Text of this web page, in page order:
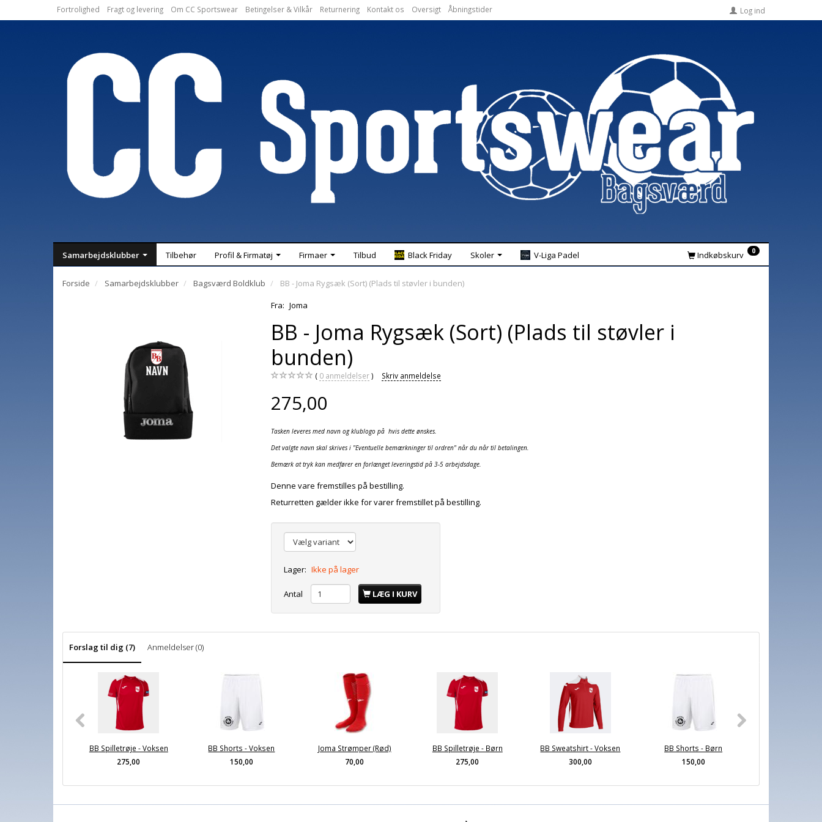
Fortrolighed Fragt og levering Om CC Sportswear Betingelser & Vilkår Returnering Kontakt os Oversigt Åbningstider Log ind
Samarbejdsklubber Tilbehør Profil & Firmatøj Firmaer Tilbud Black Friday Skoler V-Liga Padel Indkøbskurv 0
Forside Samarbejdsklubber Bagsværd Boldklub
BB - Joma Rygsæk (Sort) (Plads til støvler i bunden)
Fra: Joma
BB - Joma Rygsæk (Sort) (Plads til støvler i
bunden)
0 anmeldelser Skriv anmeldelse
275,00
Tasken leveres med navn og klublogo på hvis dette ønskes.
Det valgte navn skal skrives i "Eventuelle bemærkninger til ordren" når du når til betalingen.
Bemærk at tryk kan medfører en forlænget leveringstid på 3-5 arbejdsdage.
Denne vare fremstilles på bestilling.
Returretten gælder ikke for varer fremstillet på bestilling.
Lager: Ikke på lager
Antal LÆG I KURV
Forslag til dig (7) Anmeldelser (0)
BB Spilletrøje - Voksen
275,00
BB Shorts - Voksen
150,00
Joma Strømper (Rød)
70,00
BB Spilletrøje - Børn
275,00
BB Sweatshirt - Voksen
300,00
BB Shorts - Børn
150,00